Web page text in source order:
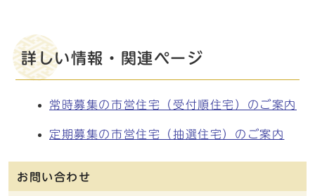
詳しい情報・関連ページ
常時募集の市営住宅（受付順住宅）のご案内
定期募集の市営住宅（抽選住宅）のご案内
お問い合わせ